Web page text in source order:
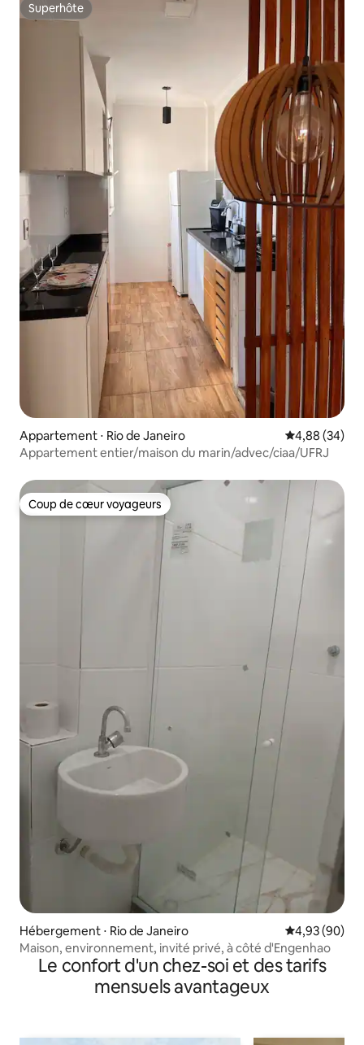
Superhôte
Superhôte
Appartement ⋅ Rio de Janeiro Évaluation
4,88 (34)
Appartement entier/maison du marin/advec/ciaa/UFRJ
Coup de cœur voyageurs
Coup de cœur voyageurs
Hébergement ⋅ Rio de Janeiro Évaluation
4,93 (90)
Maison, environnement, invité privé, à côté d'Engenhao
Le confort d'un chez-soi et des tarifs
mensuels avantageux